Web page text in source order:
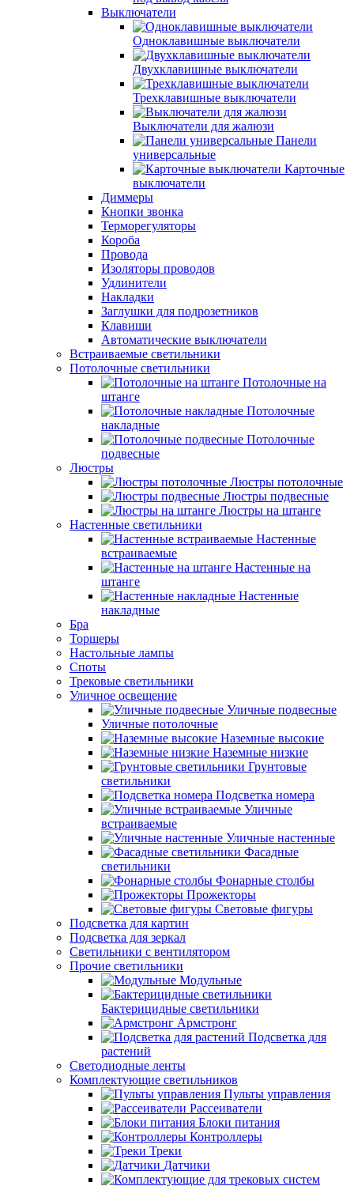
Выключатели
Одноклавишные выключатели
Двухклавишные выключатели
Трехклавишные выключатели
Выключатели для жалюзи
Панели
универсальные
Карточные
выключатели
Диммеры
Кнопки звонка
Терморегуляторы
Короба
Провода
Изоляторы проводов
Удлинители
Накладки
Заглушки для подрозетников
Клавиши
Автоматические выключатели
Встраиваемые светильники
Потолочные светильники
Потолочные на
штанге
Потолочные
накладные
Потолочные
подвесные
Люстры
Люстры потолочные
Люстры подвесные
Люстры на штанге
Настенные светильники
Настенные
встраиваемые
Настенные на
штанге
Настенные
накладные
Бра
Торшеры
Настольные лампы
Споты
Трековые светильники
Уличное освещение
Уличные подвесные
Уличные потолочные
Наземные высокие
Наземные низкие
Грунтовые
светильники
Подсветка номера
Уличные
встраиваемые
Уличные настенные
Фасадные
светильники
Фонарные столбы
Прожекторы
Световые фигуры
Подсветка для картин
Подсветка для зеркал
Светильники с вентилятором
Прочие светильники
Модульные
Бактерицидные светильники
Армстронг
Подсветка для
растений
Светодиодные ленты
Комплектующие светильников
Пульты управления
Рассеиватели
Блоки питания
Контроллеры
Треки
Датчики